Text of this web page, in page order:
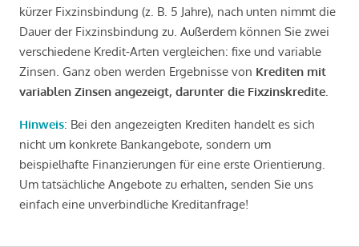
kürzer Fixzinsbindung (z. B. 5 Jahre), nach unten nimmt die
Dauer der Fixzinsbindung zu. Außerdem können Sie zwei
verschiedene Kredit-Arten vergleichen: fixe und variable
Zinsen. Ganz oben werden Ergebnisse von Krediten mit
variablen Zinsen angezeigt, darunter die Fixzinskredite
Hinweis: Bei den angezeigten Krediten handelt es sich
nicht um konkrete Bankangebote, sondern um
beispielhafte Finanzierungen für eine erste Orientierung.
Um tatsächliche Angebote zu erhalten, senden Sie uns
einfach eine unverbindliche Kreditanfrage!